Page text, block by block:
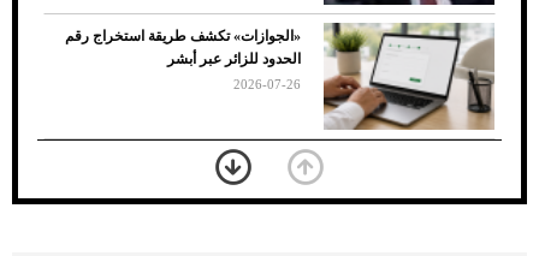
7 نصائح لاختيار لون البنطلون المناسب للقميص
الأسود
«الجوازات» تكشف طريقة استخراج رقم
الحدود للزائر عبر أبشر
2026-07-26
بعد 7 أشهر من تعرضه لحادث مروع.. جوشوا
يفوز على برينغا بـ"الضربة القاضية" (فيديو)